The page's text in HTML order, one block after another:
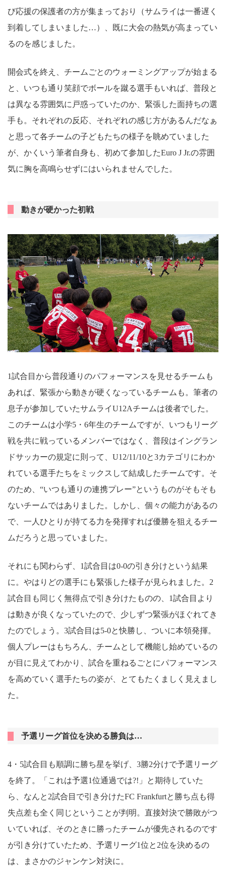
び応援の保護者の方が集まっており（サムライは一番遅く
到着してしまいました…）、既に大会の熱気が高まってい
るのを感じました。
開会式を終え、チームごとのウォーミングアップが始まる
と、いつも通り笑顔でボールを蹴る選手もいれば、普段と
は異なる雰囲気に戸惑っていたのか、緊張した面持ちの選
手も。それぞれの反応、それぞれの感じ方があるんだなぁ
と思って各チームの子どもたちの様子を眺めていました
が、かくいう筆者自身も、初めて参加したEuro J Jr.の雰囲
気に胸を高鳴らせずにはいられませんでした。
動きが硬かった初戦
1試合目から普段通りのパフォーマンスを見せるチームも
あれば、緊張から動きが硬くなっているチームも。筆者の
息子が参加していたサムライU12Aチームは後者でした。
このチームは小学5・6年生のチームですが、いつもリーグ
戦を共に戦っているメンバーではなく、普段はイングラン
ドサッカーの規定に則って、U12/11/10と3カテゴリにわか
れている選手たちをミックスして結成したチームです。そ
のため、“いつも通りの連携プレー”というものがそもそも
ないチームではありました。しかし、個々の能力があるの
で、一人ひとりが持てる力を発揮すれば優勝を狙えるチー
ムだろうと思っていました。
それにも関わらず、1試合目は0-0の引き分けという結果
に。やはりどの選手にも緊張した様子が見られました。2
試合目も同じく無得点で引き分けたものの、1試合目より
は動きが良くなっていたので、少しずつ緊張がほぐれてき
たのでしょう。3試合目は5-0と快勝し、ついに本領発揮。
個人プレーはもちろん、チームとして機能し始めているの
が目に見えてわかり、試合を重ねるごとにパフォーマンス
を高めていく選手たちの姿が、とてもたくましく見えまし
た。
予選リーグ首位を決める勝負は…
4・5試合目も順調に勝ち星を挙げ、3勝2分けで予選リーグ
を終了。「これは予選1位通過では?!」と期待していた
ら、なんと2試合目で引き分けたFC Frankfurtと勝ち点も得
失点差も全く同じということが判明。直接対決で勝敗がつ
いていれば、そのときに勝ったチームが優先されるのです
が引き分けていたため、予選リーグ1位と2位を決めるの
は、まさかのジャンケン対決に。